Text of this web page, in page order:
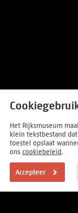
Het Rijksmuseum
klein tekstbestand
toestel opslaat
ons cookiebeleid.
Accepteer